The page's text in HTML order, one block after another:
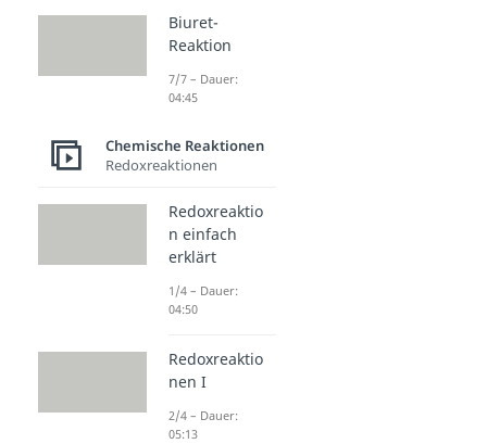
Biuret-
Reaktion
7/7 – Dauer:
04:45
Chemische Reaktionen
Redoxreaktionen
Redoxreaktio
n einfach
erklärt
1/4 – Dauer:
04:50
Redoxreaktio
nen I
2/4 – Dauer:
05:13